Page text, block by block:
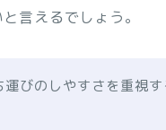
言えるでしょう。
運びのしやすさを重視す